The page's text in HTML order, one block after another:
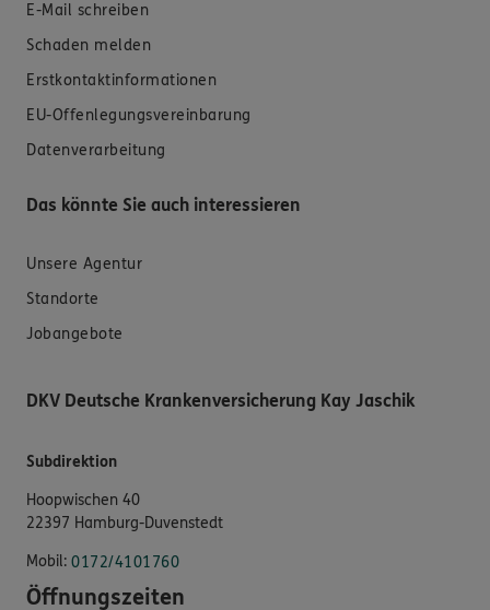
E-Mail schreiben
Schaden melden
Erstkontaktinformationen
EU-Offenlegungsvereinbarung
Datenverarbeitung
Das könnte Sie auch interessieren
Unsere Agentur
Standorte
Jobangebote
DKV Deutsche Krankenversicherung Kay Jaschik
Subdirektion
Hoopwischen 40
22397 Hamburg-Duvenstedt
Mobil: 0172/4101760
Öffnungszeiten